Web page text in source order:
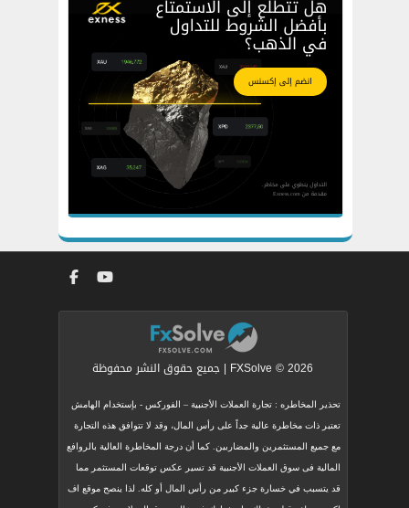
FXSolve © 2026 | جميع حقوق النشر محفوظة
تحذير المخاطره : تجارة العملات الأجنبية – الفوركس - بإستخدام الهامش
تعتبر ذات مخاطرة عالية جداً على رأس المال، وقد لا تتوافق هذه التجارة
مع جميع المستثمرين والمضاربين. كما أن درجة المخاطرة العالية بالروافع
المالية فى سوق العملات الأجنبية قد تسير عكس توقعات المستثمر مما
قد يتسبب في خسارة جزء كبير من رأس المال أو كله. لذا ينصح موقع اف